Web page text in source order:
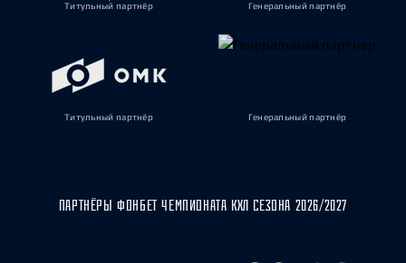
Титульный партнёр Генеральный партнёр
Титульный партнёр Генеральный партнёр
ПАРТНЁРЫ ФОНБЕТ ЧЕМПИОНАТА КХЛ СЕЗОНА 2026/2027